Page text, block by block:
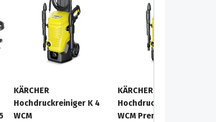
KÄRCHER
Hochdruckreiniger K 4
WCM
KÄRCHER
Hochdruckreiniger K 4
WCM Premium